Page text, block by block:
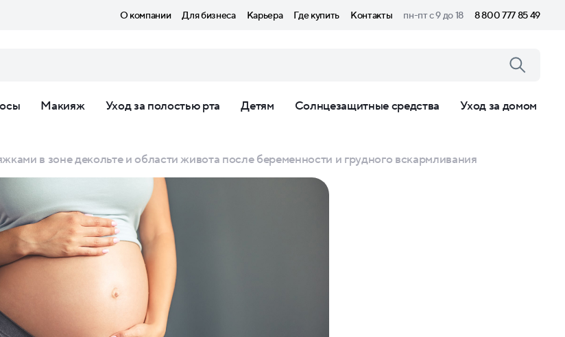
О компании Для бизнеса Карьера Где купить Контакты пн-пт с 9 до 18 8 800 777 85 49
Макияж Уход за полостью рта Детям Солнцезащитные средства Уход за домом
в зоне декольте и области живота после беременности и грудного вскармливания